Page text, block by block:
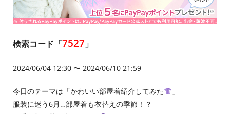
検索コード「7527 」
2024/06/04 12:30 〜 2024/06/10 21:59
今日のテーマは「かわいい部屋着紹介してみた
」
服装に迷う6月…部屋着も衣替えの季節！？